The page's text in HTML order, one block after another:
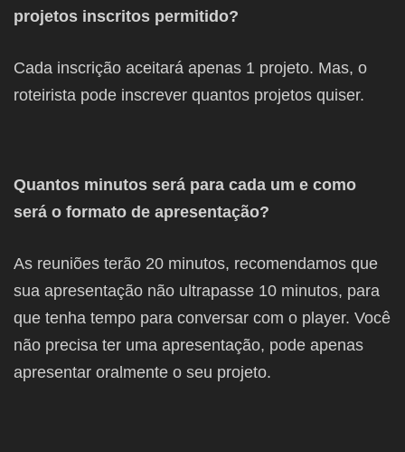
projetos inscritos permitido?
Cada inscrição aceitará apenas 1 projeto. Mas, o
roteirista pode inscrever quantos projetos quiser.
Quantos minutos será para cada um e como
será o formato de apresentação?
As reuniões terão 20 minutos, recomendamos que
sua apresentação não ultrapasse 10 minutos, para
que tenha tempo para conversar com o player. Você
não precisa ter uma apresentação, pode apenas
apresentar oralmente o seu projeto.